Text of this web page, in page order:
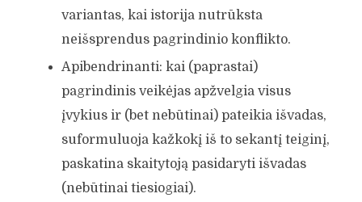
variantas, kai istorija nutrūksta
neišsprendus pagrindinio konflikto.
Apibendrinanti: kai (paprastai)
pagrindinis veikėjas apžvelgia visus
įvykius ir (bet nebūtinai) pateikia išvadas,
suformuluoja kažkokį iš to sekantį teiginį,
paskatina skaitytoją pasidaryti išvadas
(nebūtinai tiesiogiai).